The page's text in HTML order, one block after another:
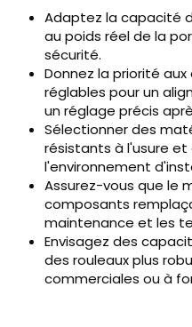
Adaptez la capacité
au poids réel de la
sécurité.
Donnez la priorité
réglables pour un
un réglage précis
Sélectionner des
résistants à l'usure
l'environnement
Assurez-vous que le
composants
maintenance et les
Envisagez des
des rouleaux plus
commerciales ou à